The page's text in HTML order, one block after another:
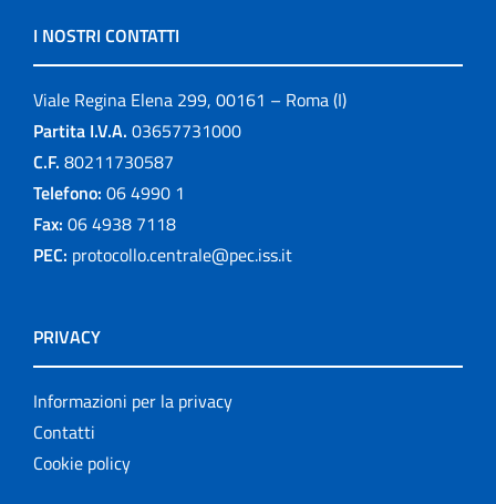
I NOSTRI CONTATTI
Viale Regina Elena 299, 00161 – Roma (I)
Partita I.V.A. 03657731000
C.F. 80211730587
Telefono: 06 4990 1
Fax: 06 4938 7118
PEC: protocollo.centrale@pec.iss.it
PRIVACY
Informazioni per la privacy
Contatti
Cookie policy